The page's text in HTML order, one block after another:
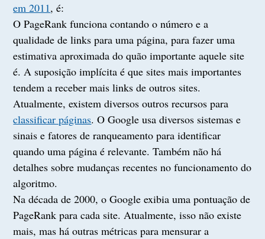
em 2011, é:
O PageRank funciona contando o número e a
qualidade de links para uma página, para fazer uma
estimativa aproximada do quão importante aquele site
é. A suposição implícita é que sites mais importantes
tendem a receber mais links de outros sites.
Atualmente, existem diversos outros recursos para
classificar páginas. O Google usa diversos sistemas e
sinais e fatores de ranqueamento para identificar
quando uma página é relevante. Também não há
detalhes sobre mudanças recentes no funcionamento do
algoritmo.
Na década de 2000, o Google exibia uma pontuação de
PageRank para cada site. Atualmente, isso não existe
mais, mas há outras métricas para mensurar a